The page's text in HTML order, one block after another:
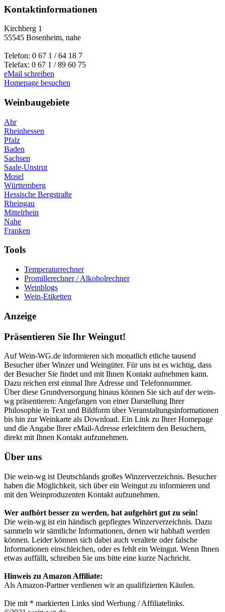
Kontaktinformationen
Kirchberg 1
55545 Bosenheim, nahe
Telefon: 0 67 1 / 64 18 7
Telefax: 0 67 1 / 89 60 75
eMail schreiben
Homepage besuchen
Weinbaugebiete
Ahr
Rheinhessen
Pfalz
Baden
Sachsen
Saale-Unstrut
Mosel
Württemberg
Hessische Bergstraße
Rheingau
Mittelrhein
Nahe
Franken
Tools
Temperaturrechner
Promillerechner / Alkoholrechner
Weinblogs
Wein-Etiketten
Anzeige
Präsentieren Sie Ihr Weingut!
Auf Wein-WG.de informieren sich monatlich etliche tausend
Besucher über Winzer und Weingüter. Für uns ist es wichtig, dass
der Besucher Sie findet und mit Ihnen Kontakt aufnehmen kann.
Dazu reichen erst einmal Ihre Adresse und Telefonnummer.
Über diese Grundversorgung hinaus können Sie sich auf der wein-
wg präsentieren: Angefangen von einer Darstellung Ihrer
Philosophie in Text und Bildform über Veranstaltungsinformationen
bis hin zur Weinkarte als Download. Ein Link zu Ihrer Homepage
und die Angabe Ihrer eMail-Adresse erleichtern den Besuchern,
direkt mit Ihnen Kontakt aufzunehmen.
Über uns
Die wein-wg ist Deutschlands großes Winzerverzeichnis. Besucher
haben die Möglichkeit, sich über ein Weingut zu informieren und
mit den Weinproduzenten Kontakt aufzunehmen.
Wer aufhört besser zu werden, hat aufgehört gut zu sein!
Die wein-wg ist ein händisch gepflegtes Winzerverzeichnis. Dazu
sammeln wir sämtliche Informationen, denen wir habhaft werden
können. Leider können sich dabei auch veraltete oder falsche
Informationen einschleichen, oder es fehlt ein Weingut. Wenn Ihnen
etwas auffällt, schreiben Sie uns bitte eine kurze Nachricht.
Hinweis zu Amazon Affiliate:
Als Amazon-Partner verdienen wir an qualifizierten Käufen.
Die mit * markierten Links sind Werbung / Affiliatelinks.